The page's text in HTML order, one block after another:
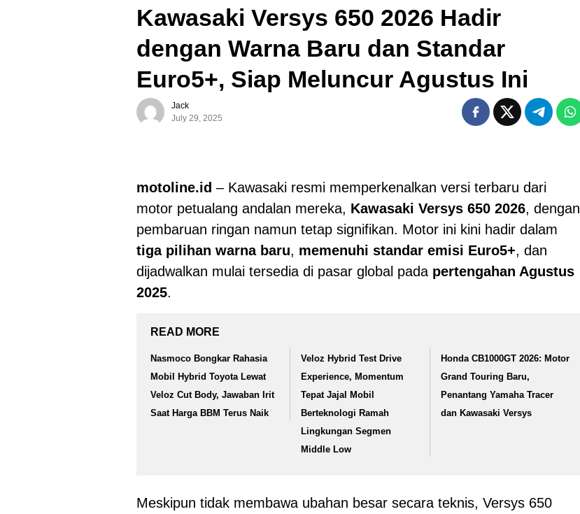
Kawasaki Versys 650 2026 Hadir
dengan Warna Baru dan Standar
Euro5+, Siap Meluncur Agustus Ini
Jack
July 29, 2025
motoline.id – Kawasaki resmi memperkenalkan versi terbaru dari
motor petualang andalan mereka, Kawasaki Versys 650 2026, dengan
pembaruan ringan namun tetap signifikan. Motor ini kini hadir dalam
tiga pilihan warna baru, memenuhi standar emisi Euro5+, dan
dijadwalkan mulai tersedia di pasar global pada pertengahan Agustus
2025.
READ MORE
Nasmoco Bongkar Rahasia
Mobil Hybrid Toyota Lewat
Veloz Cut Body, Jawaban Irit
Saat Harga BBM Terus Naik
Veloz Hybrid Test Drive
Experience, Momentum
Tepat Jajal Mobil
Berteknologi Ramah
Lingkungan Segmen
Middle Low
Honda CB1000GT 2026: Motor
Grand Touring Baru,
Penantang Yamaha Tracer
dan Kawasaki Versys
Meskipun tidak membawa ubahan besar secara teknis, Versys 650